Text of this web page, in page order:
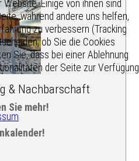
& Nachbarschaft
Sie mehr!
Einige von ihnen sind
während andere uns helfen,
zu verbessern (Tracking
ob Sie die Cookies
Sie, dass bei einer Ablehnung
der Seite zur Verfügung